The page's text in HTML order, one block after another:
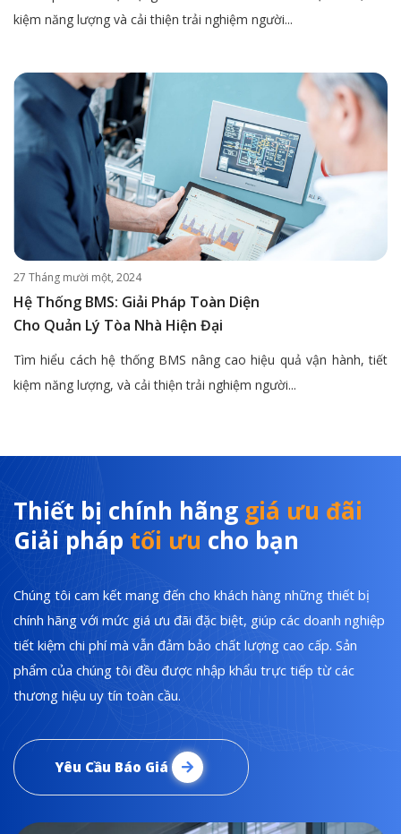
kiệm năng lượng và cải thiện trải nghiệm người...
27 Tháng mười một, 2024
Hệ Thống BMS: Giải Pháp Toàn Diện
Cho Quản Lý Tòa Nhà Hiện Đại
Tìm hiểu cách hệ thống BMS nâng cao hiệu quả vận hành, tiết
kiệm năng lượng, và cải thiện trải nghiệm người...
Thiết bị chính hãng giá ưu đãi
Giải pháp tối ưu cho bạn
Chúng tôi cam kết mang đến cho khách hàng những thiết bị
chính hãng với mức giá ưu đãi đặc biệt, giúp các doanh nghiệp
tiết kiệm chi phí mà vẫn đảm bảo chất lượng cao cấp. Sản
phẩm của chúng tôi đều được nhập khẩu trực tiếp từ các
thương hiệu uy tín toàn cầu.
Yêu Cầu Báo Giá